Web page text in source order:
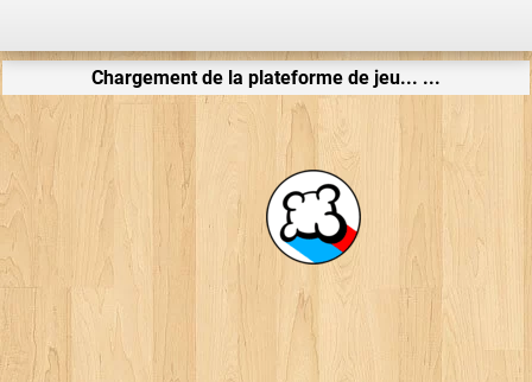
Chargement de la plateforme de jeu... ...